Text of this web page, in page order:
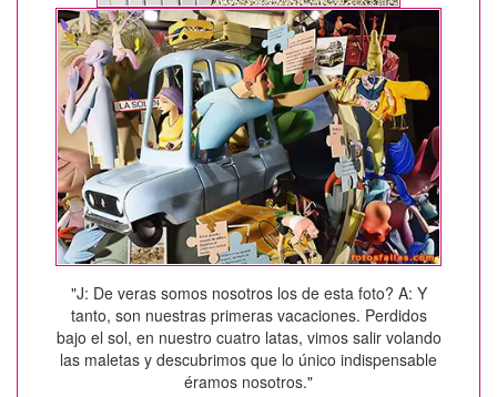
"J: De veras somos nosotros los de esta foto? A: Y
tanto, son nuestras primeras vacaciones. Perdidos
bajo el sol, en nuestro cuatro latas, vimos salir volando
las maletas y descubrimos que lo único indispensable
éramos nosotros."